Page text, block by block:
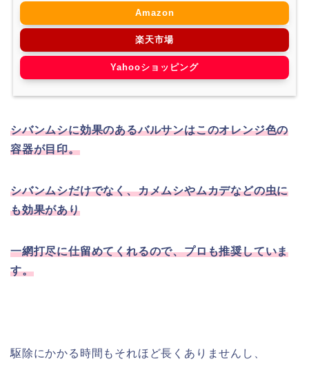
Amazon
楽天市場
Yahooショッピング
シバンムシに効果のあるバルサンはこのオレンジ色の
容器が目印。
シバンムシだけでなく、カメムシやムカデなどの虫に
も効果があり
一網打尽に仕留めてくれるので、プロも推奨していま
す。
駆除にかかる時間もそれほど長くありませんし、